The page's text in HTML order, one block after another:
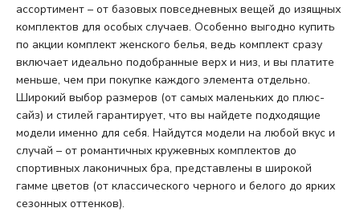
ассортимент – от базовых повседневных вещей до изящных
комплектов для особых случаев. Особенно выгодно купить
по акции комплект женского белья, ведь комплект сразу
включает идеально подобранные верх и низ, и вы платите
меньше, чем при покупке каждого элемента отдельно.
Широкий выбор размеров (от самых маленьких до плюс-
сайз) и стилей гарантирует, что вы найдете подходящие
модели именно для себя. Найдутся модели на любой вкус и
случай – от романтичных кружевных комплектов до
спортивных лаконичных бра, представлены в широкой
гамме цветов (от классического черного и белого до ярких
сезонных оттенков).